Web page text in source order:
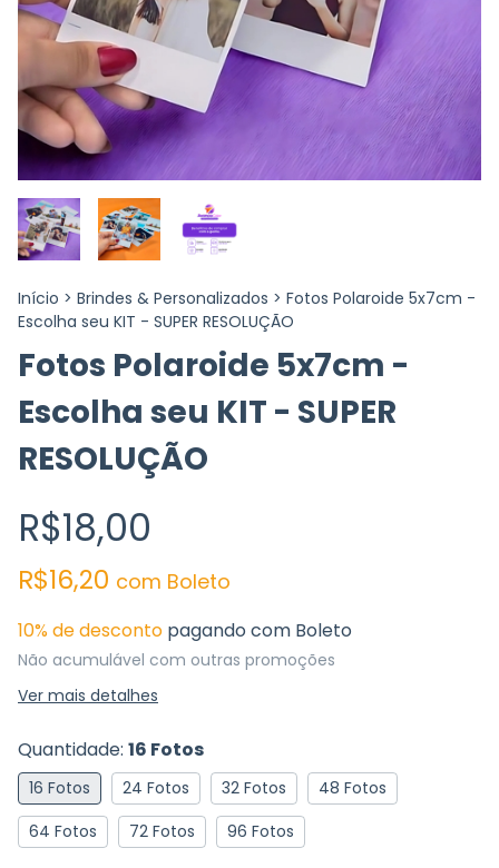
Início > Brindes & Personalizados > Fotos Polaroide 5x7cm -
Escolha seu KIT - SUPER RESOLUÇÃO
Fotos Polaroide 5x7cm -
Escolha seu KIT - SUPER
RESOLUÇÃO
R$18,00
R$16,20 com Boleto
10% de desconto pagando com Boleto
Não acumulável com outras promoções
Ver mais detalhes
Quantidade: 16 Fotos
16 Fotos 24 Fotos 32 Fotos
48 Fotos
64 Fotos
72 Fotos 96 Fotos